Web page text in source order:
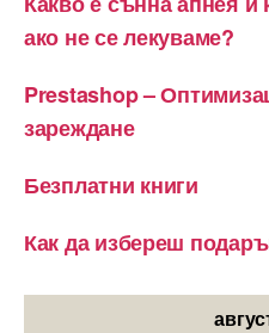
ако не се лекуваме?
Prestashop –
зареждане
Безплатни книги
Как да избереш